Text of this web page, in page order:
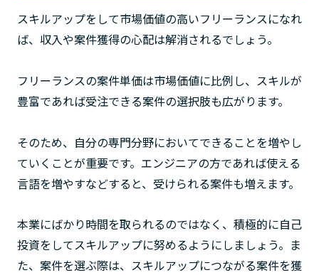
スキルアップをして市場価値の高いフリーランスになれ
ば、収入や案件獲得の心配は解消されるでしょう。
フリーランスの案件単価は市場価値に比例し、スキルが
豊富であれば受注できる案件の選択肢も広がります。
そのため、自分の専門分野においてできることを増やし
ていくことが重要です。エンジニアの方であれば使える
言語を増やすなどすると、受けられる案件も増えます。
本業にばかり時間を取られるのではなく、積極的に自己
投資をしてスキルアップに努めるようにしましょう。ま
た、案件を選ぶ際は、スキルアップにつながる案件を獲